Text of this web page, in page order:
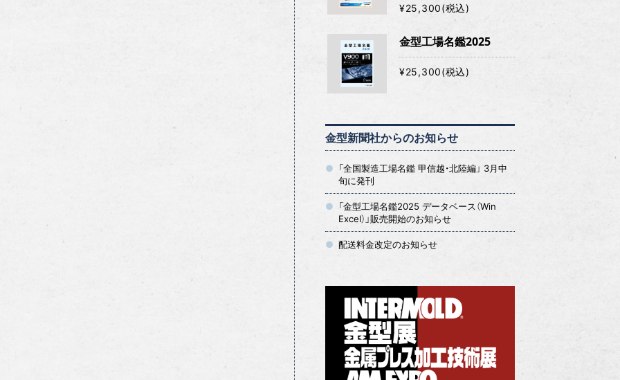
¥25,300(税込)
金型工場名鑑2025
¥25,300(税込)
金型新聞社からのお知らせ
「全国製造工場名鑑 甲信越・北陸編」 3月中
旬に発刊
「金型工場名鑑2025 データベース（Win
Excel）」販売開始のお知らせ
配送料金改定のお知らせ